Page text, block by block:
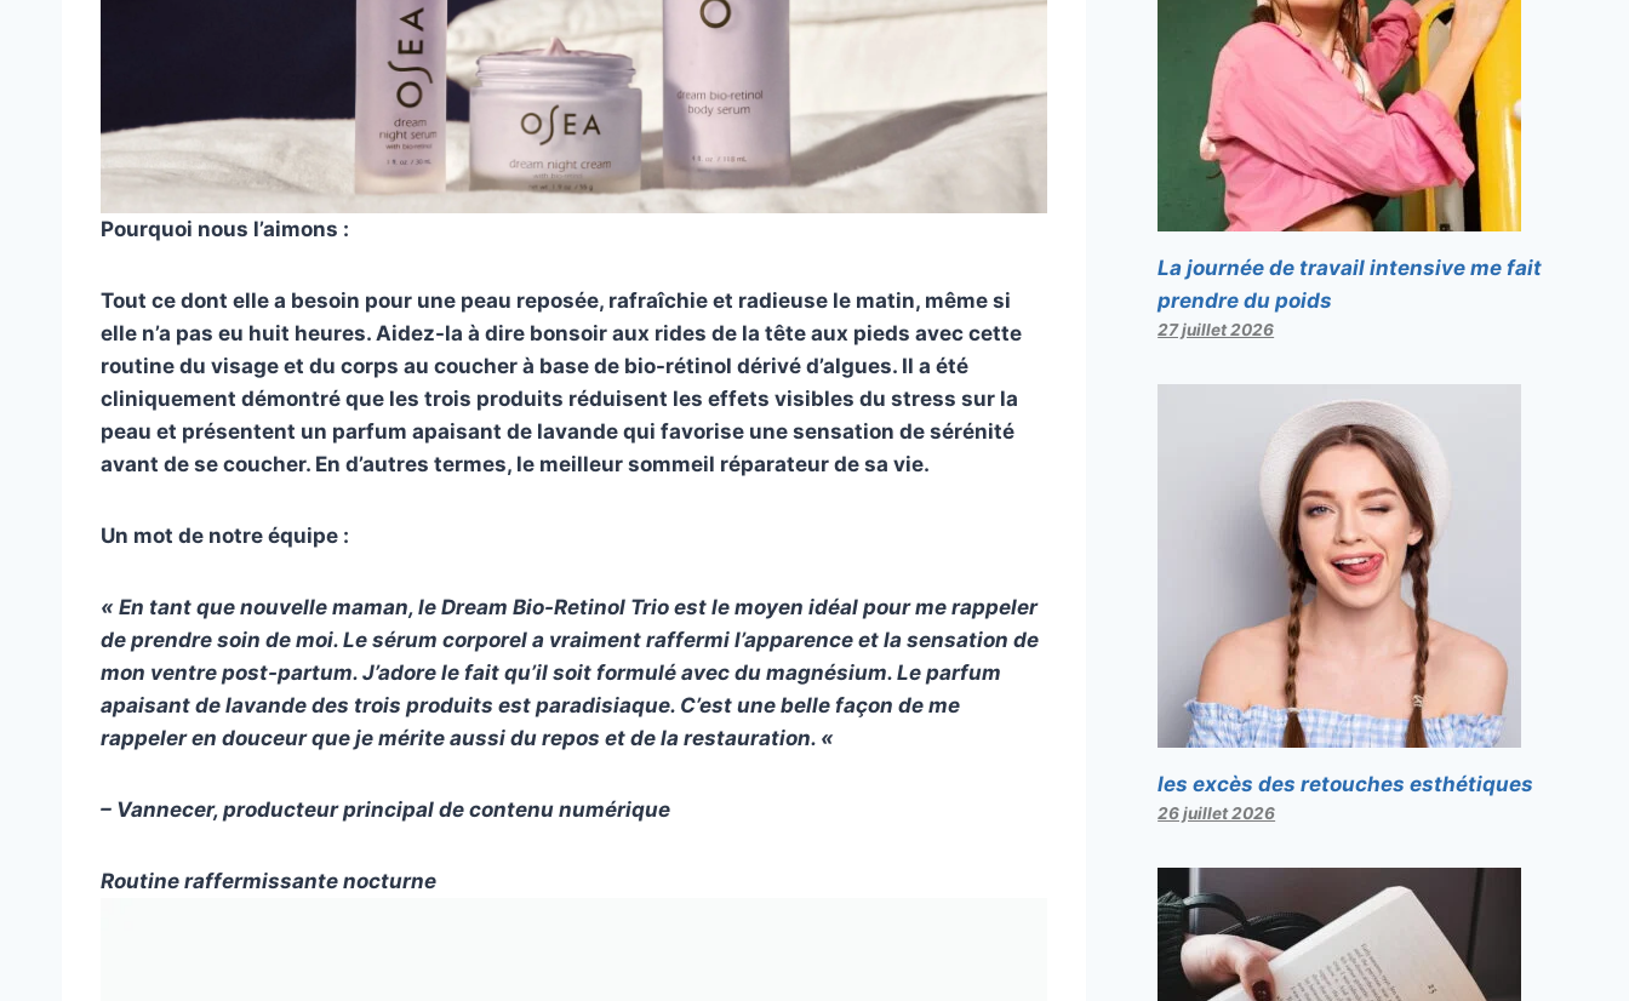
Pourquoi nous l’aimons :
Tout ce dont elle a besoin pour une peau reposée, rafraîchie et radieuse le matin, même si
elle n’a pas eu huit heures. Aidez-la à dire bonsoir aux rides de la tête aux pieds avec cette
routine du visage et du corps au coucher à base de bio-rétinol dérivé d’algues. Il a été
cliniquement démontré que les trois produits réduisent les effets visibles du stress sur la
peau et présentent un parfum apaisant de lavande qui favorise une sensation de sérénité
avant de se coucher. En d’autres termes, le meilleur sommeil réparateur de sa vie.
Un mot de notre équipe :
« En tant que nouvelle maman, le Dream Bio-Retinol Trio est le moyen idéal pour me rappeler
de prendre soin de moi. Le sérum corporel a vraiment raffermi l’apparence et la sensation de
mon ventre post-partum. J’adore le fait qu’il soit formulé avec du magnésium. Le parfum
apaisant de lavande des trois produits est paradisiaque. C’est une belle façon de me
rappeler en douceur que je mérite aussi du repos et de la restauration. «
– Vannecer, producteur principal de contenu numérique
Routine raffermissante nocturne
La journée de travail intensive me fait
prendre du poids
27 juillet 2026
les excès des retouches esthétiques
26 juillet 2026